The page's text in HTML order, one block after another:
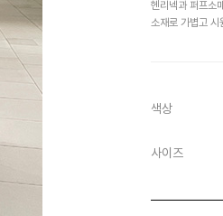
헨리넥과 퍼프소
소재로 가볍고 시
색상
사이즈